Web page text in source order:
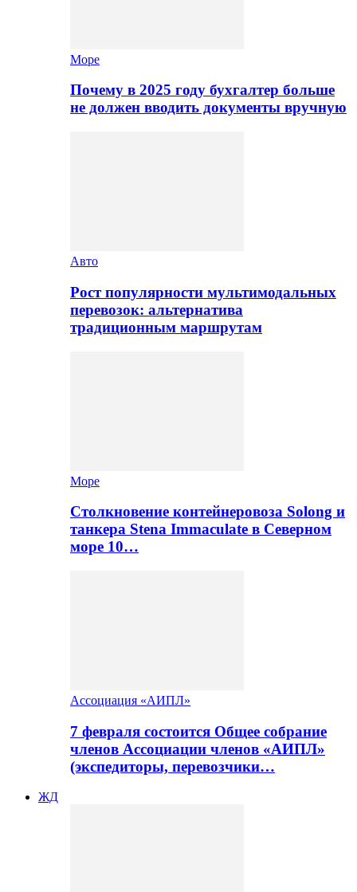
Море
Почему в 2025 году бухгалтер больше
не должен вводить документы вручную
Авто
Рост популярности мультимодальных
перевозок: альтернатива
традиционным маршрутам
Море
Столкновение контейнеровоза Solong и
танкера Stena Immaculate в Северном
море 10…
Ассоциация «АИПЛ»
7 февраля состоится Общее собрание
членов Ассоциации членов «АИПЛ»
(экспедиторы, перевозчики…
ЖД